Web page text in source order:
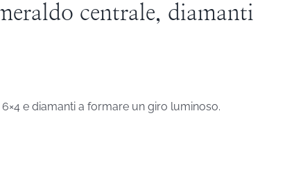
centrale, diamanti
e diamanti a formare un giro luminoso.